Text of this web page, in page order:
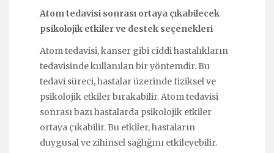
Atom tedavisi sonrası ortaya çıkabilecek
psikolojik etkiler ve destek seçenekleri
Atom tedavisi, kanser gibi ciddi hastalıkların
tedavisinde kullanılan bir yöntemdir. Bu
tedavi süreci, hastalar üzerinde fiziksel ve
psikolojik etkiler bırakabilir. Atom tedavisi
sonrası bazı hastalarda psikolojik etkiler
ortaya çıkabilir. Bu etkiler, hastaların
duygusal ve zihinsel sağlığını etkileyebilir.